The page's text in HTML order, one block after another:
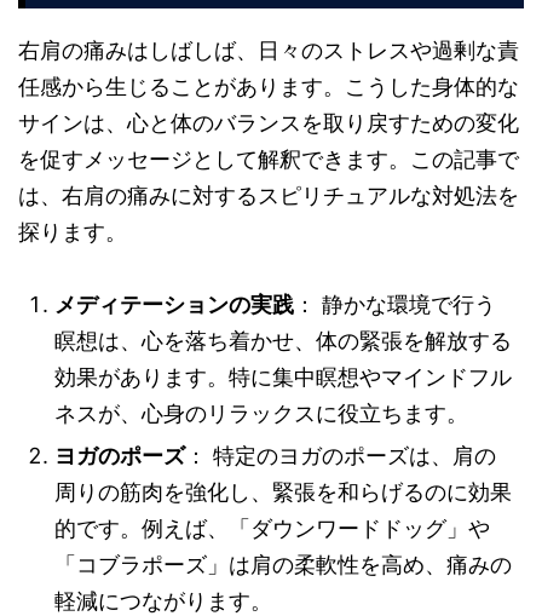
右肩の痛みはしばしば、日々のストレスや過剰な責
任感から生じることがあります。こうした身体的な
サインは、心と体のバランスを取り戻すための変化
を促すメッセージとして解釈できます。この記事で
は、右肩の痛みに対するスピリチュアルな対処法を
探ります。
メディテーションの実践 ： 静かな環境で行う
瞑想は、心を落ち着かせ、体の緊張を解放する
効果があります。特に集中瞑想やマインドフル
ネスが、心身のリラックスに役立ちます。
ヨガのポーズ： 特定のヨガのポーズは、肩の
周りの筋肉を強化し、緊張を和らげるのに効果
的です。例えば、「ダウンワードドッグ」や
「コブラポーズ」は肩の柔軟性を高め、痛みの
軽減につながります。